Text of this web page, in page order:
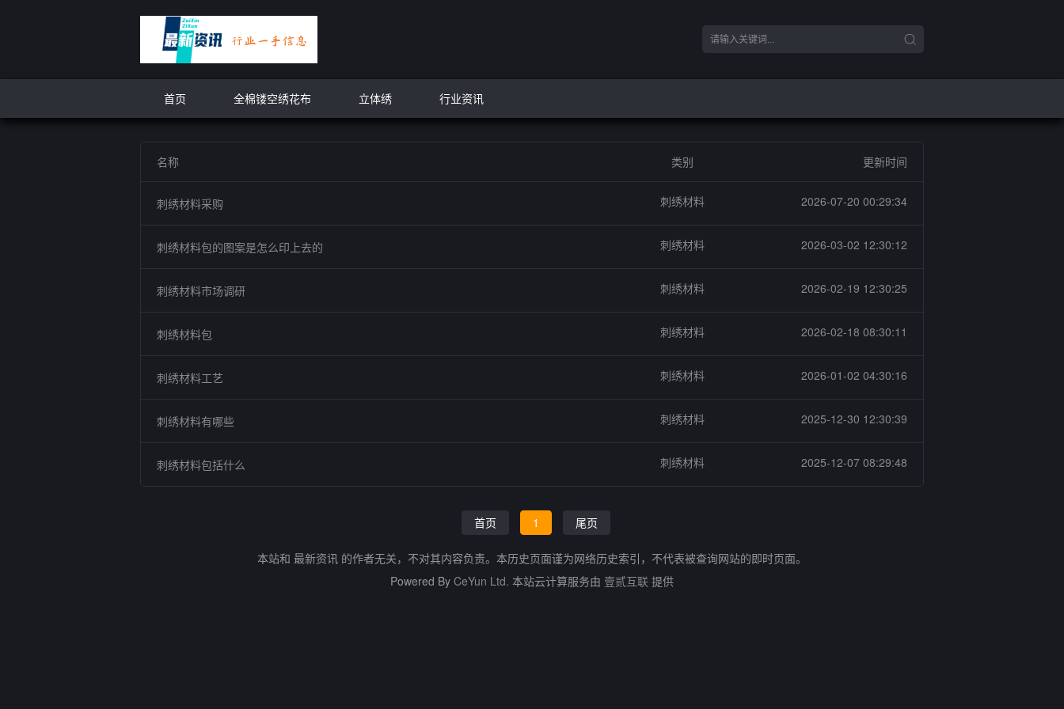
首页 全棉镂空绣花布 立体绣 行业资讯
名称 类别 更新时间
刺绣材料采购 刺绣材料 2026-07-20 00:29:34
刺绣材料包的图案是怎么印上去的 刺绣材料 2026-03-02 12:30:12
刺绣材料市场调研 刺绣材料 2026-02-19 12:30:25
刺绣材料包 刺绣材料 2026-02-18 08:30:11
刺绣材料工艺 刺绣材料 2026-01-02 04:30:16
刺绣材料有哪些 刺绣材料 2025-12-30 12:30:39
刺绣材料包括什么 刺绣材料 2025-12-07 08:29:48
首页 1 尾页
本站和 最新资讯 的作者无关，不对其内容负责。本历史页面谨为网络历史索引，不代表被查询网站的即时页面。
Powered By CeYun Ltd. 本站云计算服务由 壹贰互联 提供